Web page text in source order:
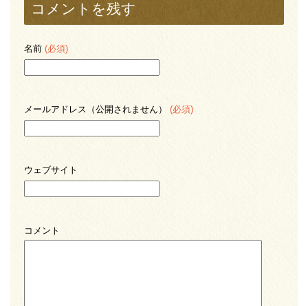
コメントを残す
名前 (必須)
メールアドレス（公開されません） (必須)
ウェブサイト
コメント